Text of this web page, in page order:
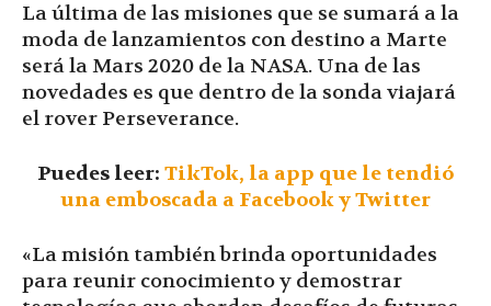
La última de las misiones que se sumará a la
moda de lanzamientos con destino a Marte
será la Mars 2020 de la NASA. Una de las
novedades es que dentro de la sonda viajará
el rover Perseverance.
Puedes leer: TikTok, la app que le tendió
una emboscada a Facebook y Twitter
«La misión también brinda oportunidades
para reunir conocimiento y demostrar